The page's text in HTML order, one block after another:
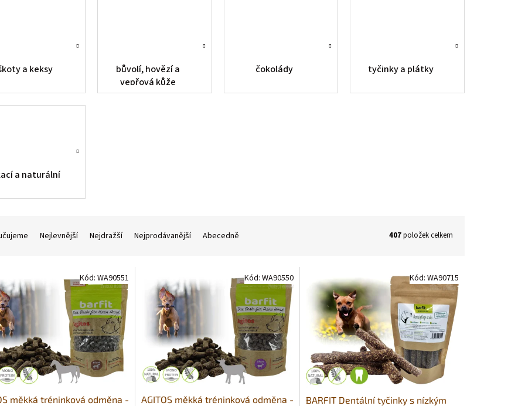
a keksy
bůvolí, hovězí a
vepřová kůže
čokolády tyčinky a plátky
a naturální
Nejlevnější Nejdražší Nejprodávanější Abecedně 407položek celkem
měkká tréninková odměna -
Kód: WA90551
AGITOS měkká tréninková odměna -
Kód: WA90550
BARFIT Dentální tyčinky s nízkým
Kód: WA90715